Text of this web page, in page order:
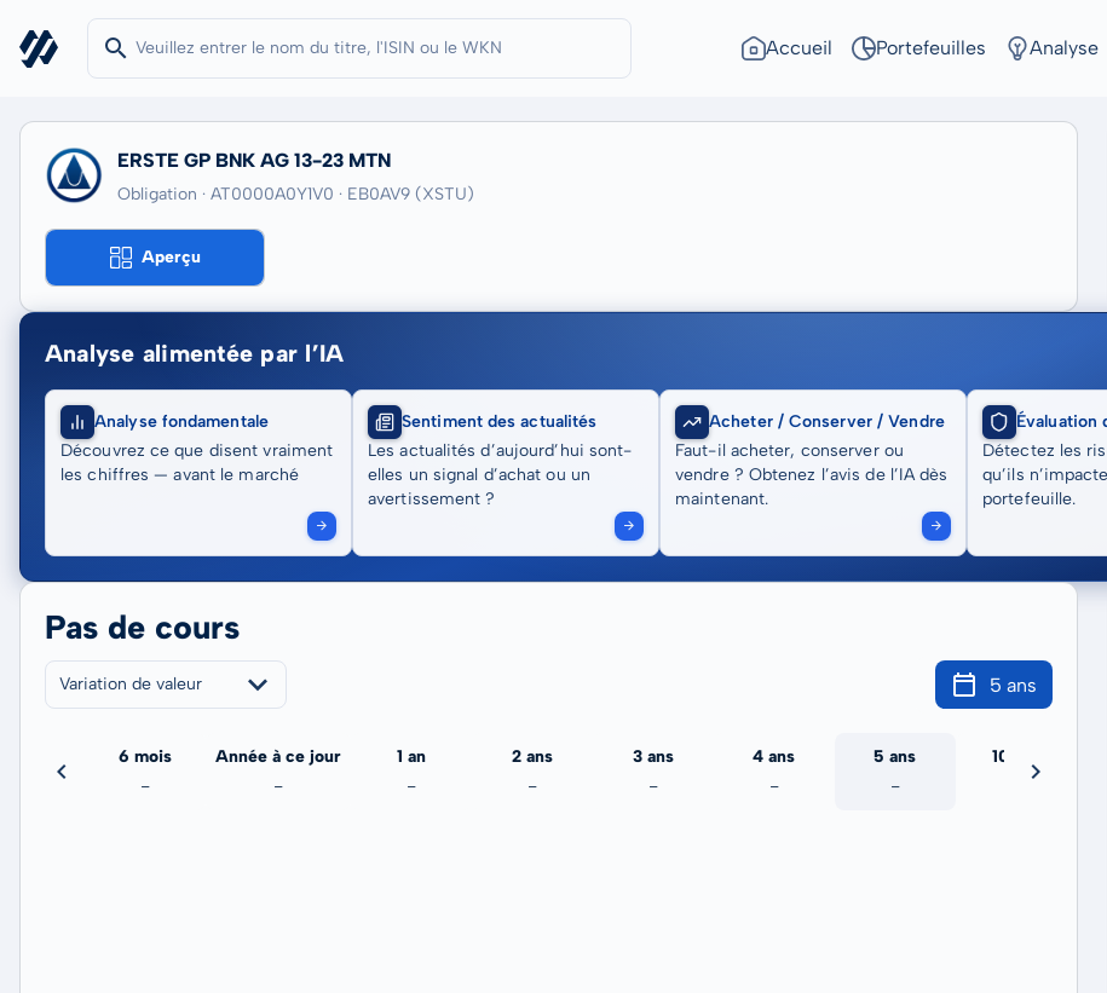
Accueil Portefeuilles Analyse
ERSTE GP BNK AG 13-23 MTN
Obligation · AT0000A0Y1V0 · EB0AV9 (XSTU)
Aperçu
Analyse alimentée par l’IA
Analyse fondamentale
Découvrez ce que disent vraiment
les chiffres — avant le marché
Sentiment des actualités
Les actualités d’aujourd’hui sont-
elles un signal d’achat ou un
avertissement ?
Acheter / Conserver / Vendre
Faut-il acheter, conserver ou
vendre ? Obtenez l’avis de l’IA dès
maintenant.
Évaluation
Détectez les
qu’ils
portefeuille.
Pas de cours
Variation de valeur 5 ans
6 mois
-
Année à ce jour
-
1 an
-
2 ans
-
3 ans
-
4 ans
-
5 ans
-
10 ans